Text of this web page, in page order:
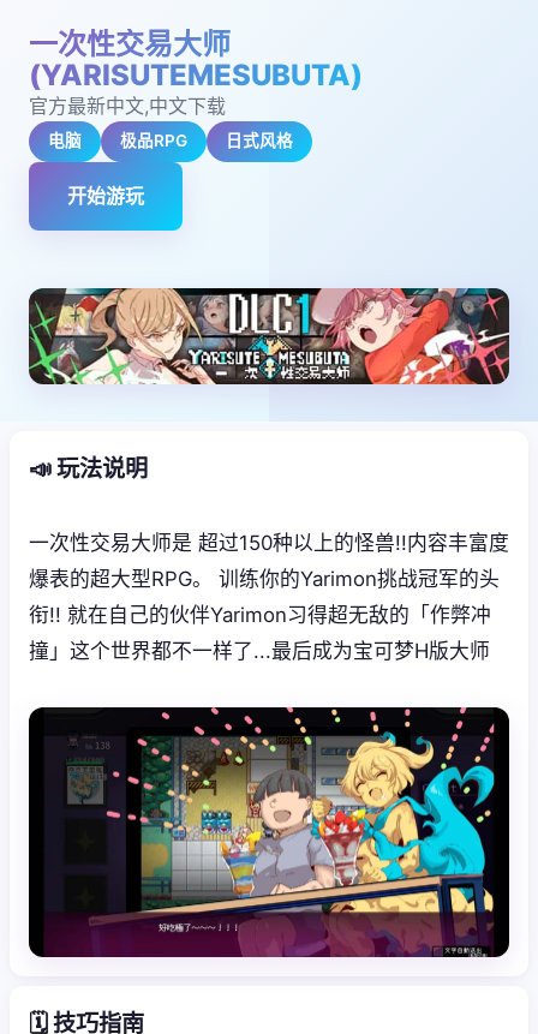
一次性交易大师
(YARISUTEMESUBUTA)
官方最新中文,中文下载
电脑 极品RPG 日式风格
开始游玩
📣 玩法说明
一次性交易大师是 超过150种以上的怪兽!!内容丰富度
爆表的超大型RPG。 训练你的Yarimon挑战冠军的头
衔!! 就在自己的伙伴Yarimon习得超无敌的「作弊冲
撞」这个世界都不一样了...最后成为宝可梦H版大师
🗓️ 技巧指南